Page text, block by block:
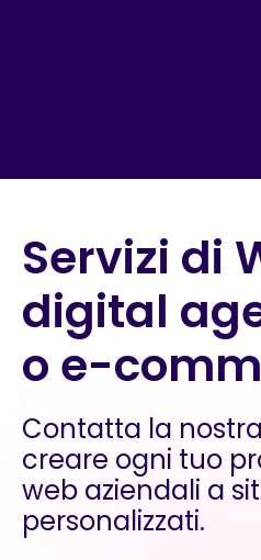
Servizi di
digital
o e-
Contatta la
creare ogni tuo
web aziendali a
personalizzati.